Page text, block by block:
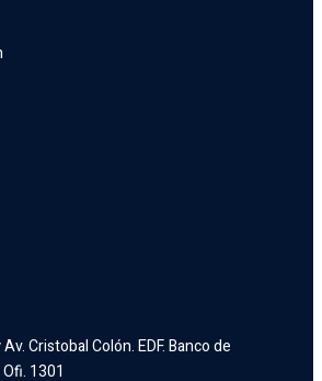
Cristobal Colón. EDF. Banco de
1301